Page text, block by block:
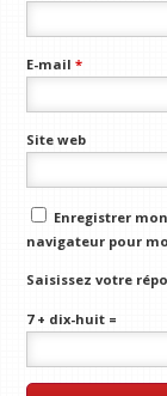
E-mail*
Site web
Enregistrer
navigateur pour
Saisissez votre
7 + dix-huit =